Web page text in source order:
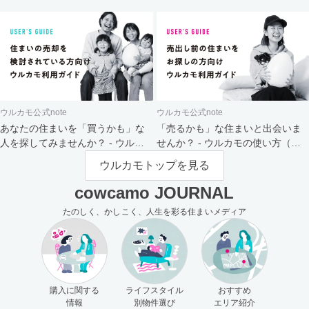
ウルカモ公式note
あなたの住まいを「買うかも」な
人を探してみませんか？ - ウルカ
ウルカモ公式note
「売るかも」な住まいと出会いま
せんか？ - ウルカモの使い方（買
主さま向け）
ウルカモトップを見る
cowcamo JOURNAL
たのしく、かしこく、人生を彩る住まいメディア
購入に関する
情報
ライフスタイル
別物件選び
おすすめ
エリア紹介